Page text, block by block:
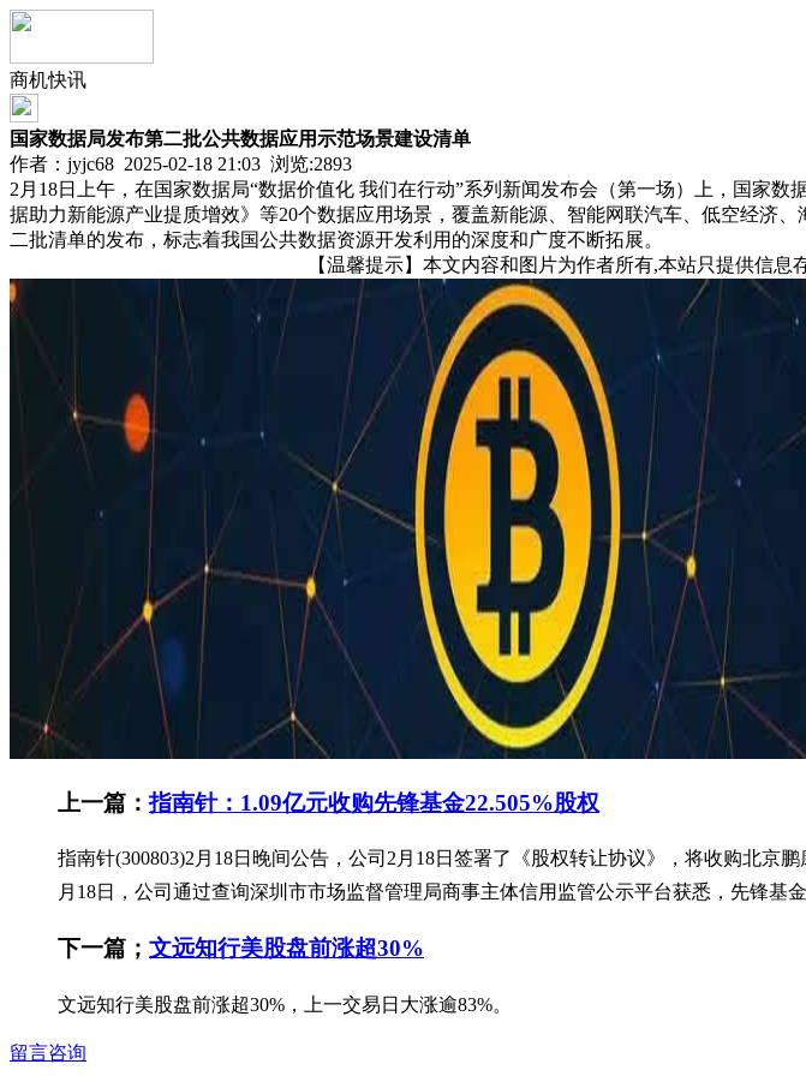
商机快讯
国家数据局发布第二批公共数据应用示范场景建设清单
作者：jyjc68 2025-02-18 21:03 浏览:2893
2月18日上午，在国家数据局“数据价值化 我们在行动”系列新闻发布会（第一场）上，国家
据助力新能源产业提质增效》等20个数据应用场景，覆盖新能源、智能网联汽车、低空经济
二批清单的发布，标志着我国公共数据资源开发利用的深度和广度不断拓展。
【温馨提示】本文内容和图片为作者所有,本站只提供信
上一篇：指南针：1.09亿元收购先锋基金22.505%股权
指南针(300803)2月18日晚间公告，公司2月18日签署了《股权转让协议》，将收购北京
月18日，公司通过查询深圳市市场监督管理局商事主体信用监管公示平台获悉，先锋基
下一篇； 文远知行美股盘前涨超30%
文远知行美股盘前涨超30%，上一交易日大涨逾83%。
留言咨询